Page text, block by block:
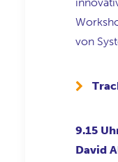
von
9.15
David